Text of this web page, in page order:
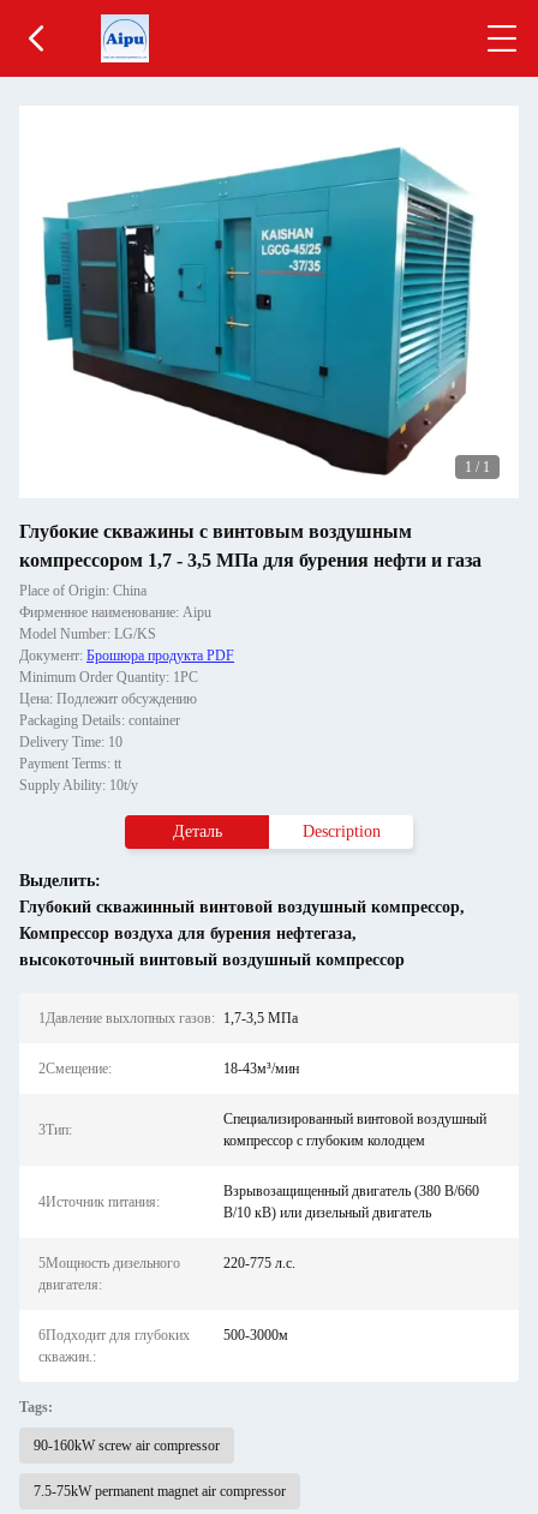
1 / 1
Глубокие скважины с винтовым воздушным
компрессором 1,7 - 3,5 МПа для бурения нефти и газа
Place of Origin: China
Фирменное наименование: Aipu
Model Number: LG/KS
Документ: Брошюра продукта PDF
Minimum Order Quantity: 1PC
Цена: Подлежит обсуждению
Packaging Details: container
Delivery Time: 10
Payment Terms: tt
Supply Ability: 10t/y
Деталь Description
Выделить:
Глубокий скважинный винтовой воздушный компрессор,
Компрессор воздуха для бурения нефтегаза,
высокоточный винтовый воздушный компрессор
1Давление выхлопных газов: 1,7-3,5 МПа
2Смещение: 18-43м³/мин
3Тип:
Специализированный винтовой воздушный
компрессор с глубоким колодцем
4Источник питания:
Взрывозащищенный двигатель (380 В/660
В/10 кВ) или дизельный двигатель
5Мощность дизельного
двигателя:
220-775 л.с.
6Подходит для глубоких
скважин.:
500-3000м
Tags:
90-160kW screw air compressor
7.5-75kW permanent magnet air compressor